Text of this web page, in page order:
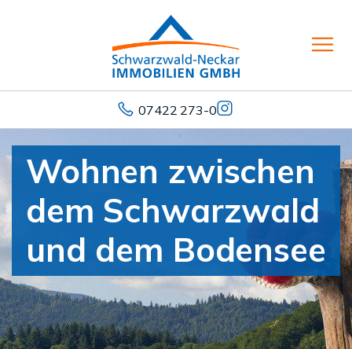
07422 273-0
Wohnen zwischen
dem Schwarzwald
und dem Bodensee